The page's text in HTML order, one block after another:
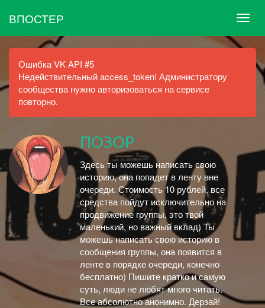
ВПОСТЕР
Ошибка VK API #5
Недействительный access_token! Администратору
сообщества нужно авторизоваться на сервисе
повторно.
ПОЗОР
Здесь ты можешь написать свою
историю, она попадет в ленту вне
очереди. Стоимость 10 рублей, все
средства пойдут исключительно на
продвижение группы, это твой
маленький, но важный вклад) Ты
можешь написать свою историю в
сообщения группы, она появится в
ленте в порядке очереди, конечно
бесплатно) Пишите кратко и самую
суть, люди не любят много читать.
Все абсолютно анонимно. Дерзай!